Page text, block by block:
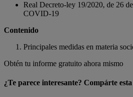
Real Decreto-ley 19/2020, de 26
COVID-19
Contenido
Principales medidas en materia
Obtén tu informe gratuito ahora mismo
¿Te parece interesante? Compárte